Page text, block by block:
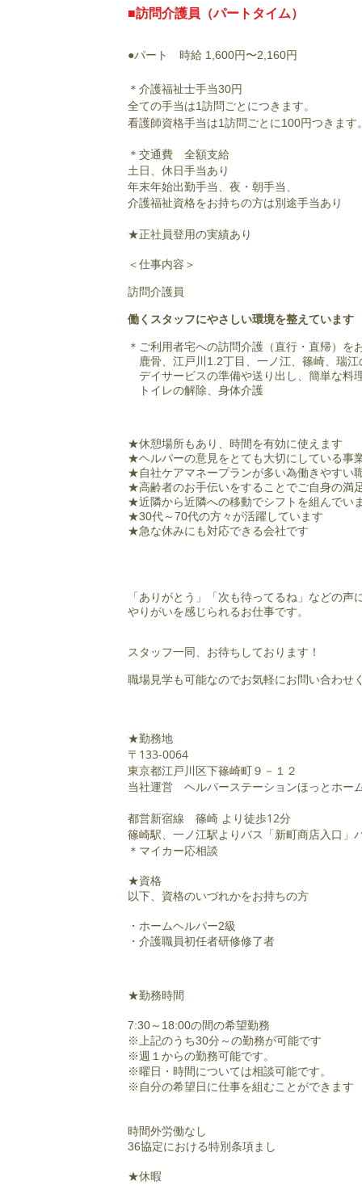
■訪問介護員（パートタイム）
●パート 時給 1,600円〜2,160円
＊介護福祉士手当30円
全ての手当は1訪問ごとにつきます。
看護師資格手当は1訪問ごとに100円つきます
＊ 交通費 全額支給
土日、休日手当あり
年末年始出勤手当、夜・朝手当、
介護福祉資格をお持ちの方は別途手当あり
★正社員登用の実績あり
＜仕事内容＞
訪問介護員
働くスタッフにやさしい環境を整えています
＊ご利用者宅への訪問介護（直行・直帰）を
鹿骨、江戸川1.2丁目、一ノ江、篠崎、瑞江
デイサービスの準備や送り出し、簡単な料
トイレの解除、身体介護
★休憩場所もあり、時間を有効に使えます
★ヘルパーの意見をとても大切にしている事
★自社ケアマネープランが多い為働きやすい
★高齢者のお手伝いをすることでご自身の満
★近隣から近隣への移動でシフトを組んでい
★30代～70代の方々が活躍しています
​★急な休みにも対応できる会社です
「ありがとう」「次も待ってるね」などの声
やりがいを感じられるお仕事です。
スタッフ一同、お待ちしております！
職場見学も可能なのでお気軽にお問い合わせ
★勤務地
〒133-0064
東京都江戸川区下篠崎町９－１２
当社運営 ヘルパーステーションほっとホー
都営新宿線 篠崎 より徒歩12分
篠崎駅、一ノ江駅よりバス「新町商店入口」
＊マイカー応相談
★資格
以下、資格のいづれかをお持ちの方
・ホームヘルパー2級
・介護職員初任者研修修了者
★勤務時間
7:30～18:00の間の希望勤務
※上記のうち30分～の勤務が可能です
※週１からの勤務可能です。
※曜日・時間については相談可能です。
​※自分の希望日に仕事を組むことができます
時間外労働なし
36協定における特別条項まし
★休暇